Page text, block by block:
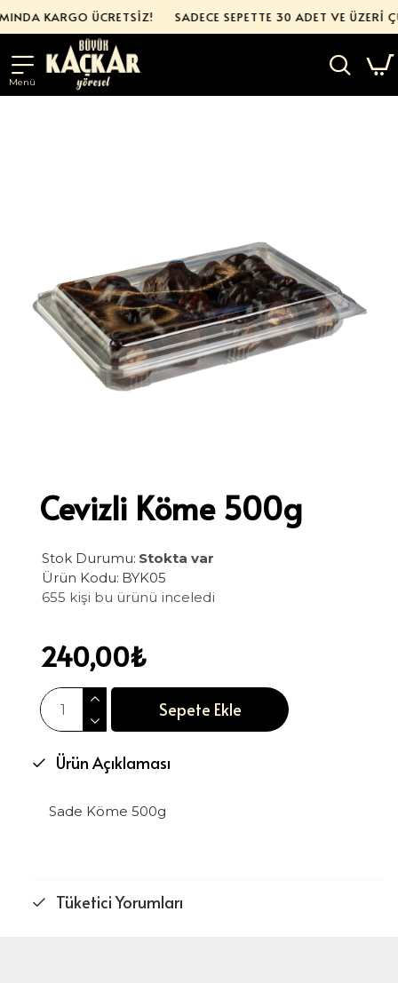
KARGO ÜCRETSİZ! SADECE SEPETTE 30 ADET VE ÜZERİ
Cevizli Köme 500g
Stok Durumu: Stokta var
Ürün Kodu: BYK05
655 kişi bu ürünü inceledi
240,00₺
Sepete Ekle
Ürün Açıklaması
Sade Köme 500g
Tüketici Yorumları